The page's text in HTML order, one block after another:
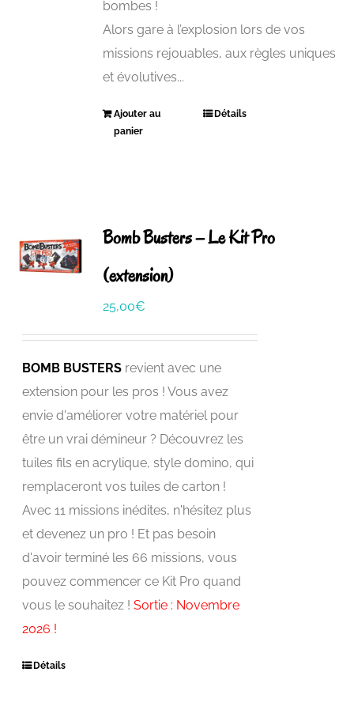
bombes !
Alors gare à l’explosion lors de vos
missions rejouables, aux règles uniques
et évolutives...
Ajouter au
panier
Détails
Bomb Busters – Le Kit Pro
(extension)
25,00€
BOMB BUSTERS revient avec une
extension pour les pros ! Vous avez
envie d'améliorer votre matériel pour
être un vrai démineur ? Découvrez les
tuiles fils en acrylique, style domino, qui
remplaceront vos tuiles de carton !
Avec 11 missions inédites, n'hésitez plus
et devenez un pro ! Et pas besoin
d'avoir terminé les 66 missions, vous
pouvez commencer ce Kit Pro quand
vous le souhaitez !Sortie : Novembre
2026 !
Détails